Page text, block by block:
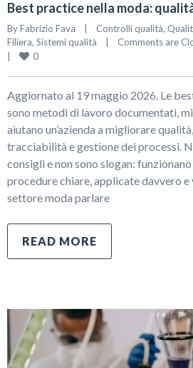
Best practice nella moda:
By Fabrizio Fava Controlli qualità,
Filiera, Sistemi qualità Comments are
0
Aggiornato al 19 maggio 2026. Le
sono metodi di lavoro documentati,
aiutano un’azienda a migliorare
tracciabilità e gestione dei processi.
consigli e non sono slogan:
procedure chiare, applicate davvero
settore moda parlare
READ MORE